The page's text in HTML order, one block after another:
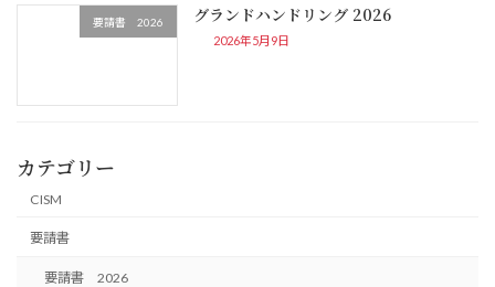
要請書 2026 グランドハンドリング 2026
2026年5月9日
カテゴリー
CISM
要請書
要請書 2026